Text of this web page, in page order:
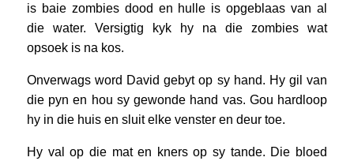
is baie zombies dood en hulle is opgeblaas van al
die water. Versigtig kyk hy na die zombies wat
opsoek is na kos.
Onverwags word David gebyt op sy hand. Hy gil van
die pyn en hou sy gewonde hand vas. Gou hardloop
hy in die huis en sluit elke venster en deur toe.
Hy val op die mat en kners op sy tande. Die bloed